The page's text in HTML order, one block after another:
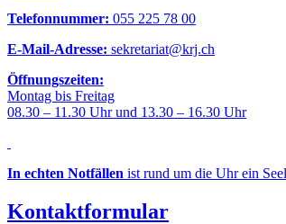
Telefonnummer: 055 225 78 00
E-Mail-Adresse: sekretariat@krj.ch
Öffnungszeiten:
Montag bis Freitag
08.30 – 11.30 Uhr und 13.30 – 16.30 Uhr
In echten Notfällen ist rund um die Uhr ein
Kontaktformular